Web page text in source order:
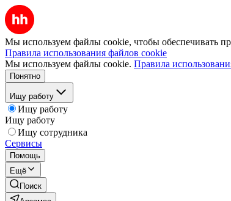
Мы используем файлы cookie, чтобы обеспечивать
Правила использования файлов cookie
Мы используем файлы cookie. Правила
Понятно
Ищу работу
Ищу работу
Ищу работу
Ищу сотрудника
Сервисы
Помощь
Ещё
Поиск